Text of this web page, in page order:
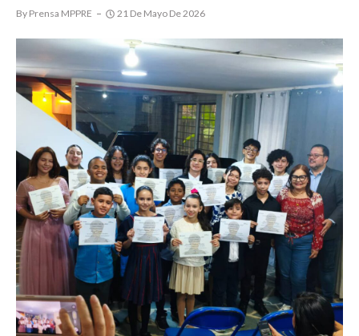
By Prensa MPPRE 21 De Mayo De 2026